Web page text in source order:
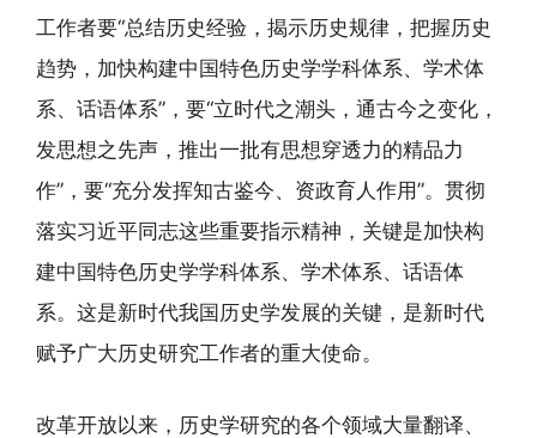
工作者要“总结历史经验，揭示历史规律，把握历史
趋势，加快构建中国特色历史学学科体系、学术体
系、话语体系”，要“立时代之潮头，通古今之变化，
发思想之先声，推出一批有思想穿透力的精品力
作”，要“充分发挥知古鉴今、资政育人作用”。贯彻
落实习近平同志这些重要指示精神，关键是加快构
建中国特色历史学学科体系、学术体系、话语体
系。这是新时代我国历史学发展的关键，是新时代
赋予广大历史研究工作者的重大使命。
改革开放以来，历史学研究的各个领域大量翻译、